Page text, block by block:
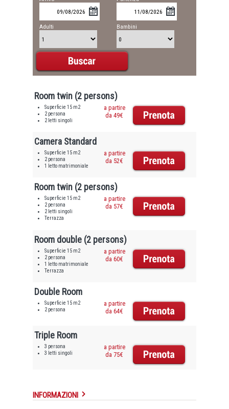
Adulti Bambini
Room twin (2 persons)
Superficie 15 m2
2 persona
2 letti singoli
a partire
da 49€
Camera Standard
Superficie 15 m2
2 persona
1 letto matrimoniale
a partire
da 52€
Room twin (2 persons)
Superficie 15 m2
2 persona
2 letti singoli
Terrazza
a partire
da 57€
Room double (2 persons)
Superficie 15 m2
2 persona
1 letto matrimoniale
Terrazza
a partire
da 60€
Double Room
Superficie 15 m2
2 persona
a partire
da 64€
Triple Room
3 persona
3 letti singoli
a partire
da 75€
INFORMAZIONI